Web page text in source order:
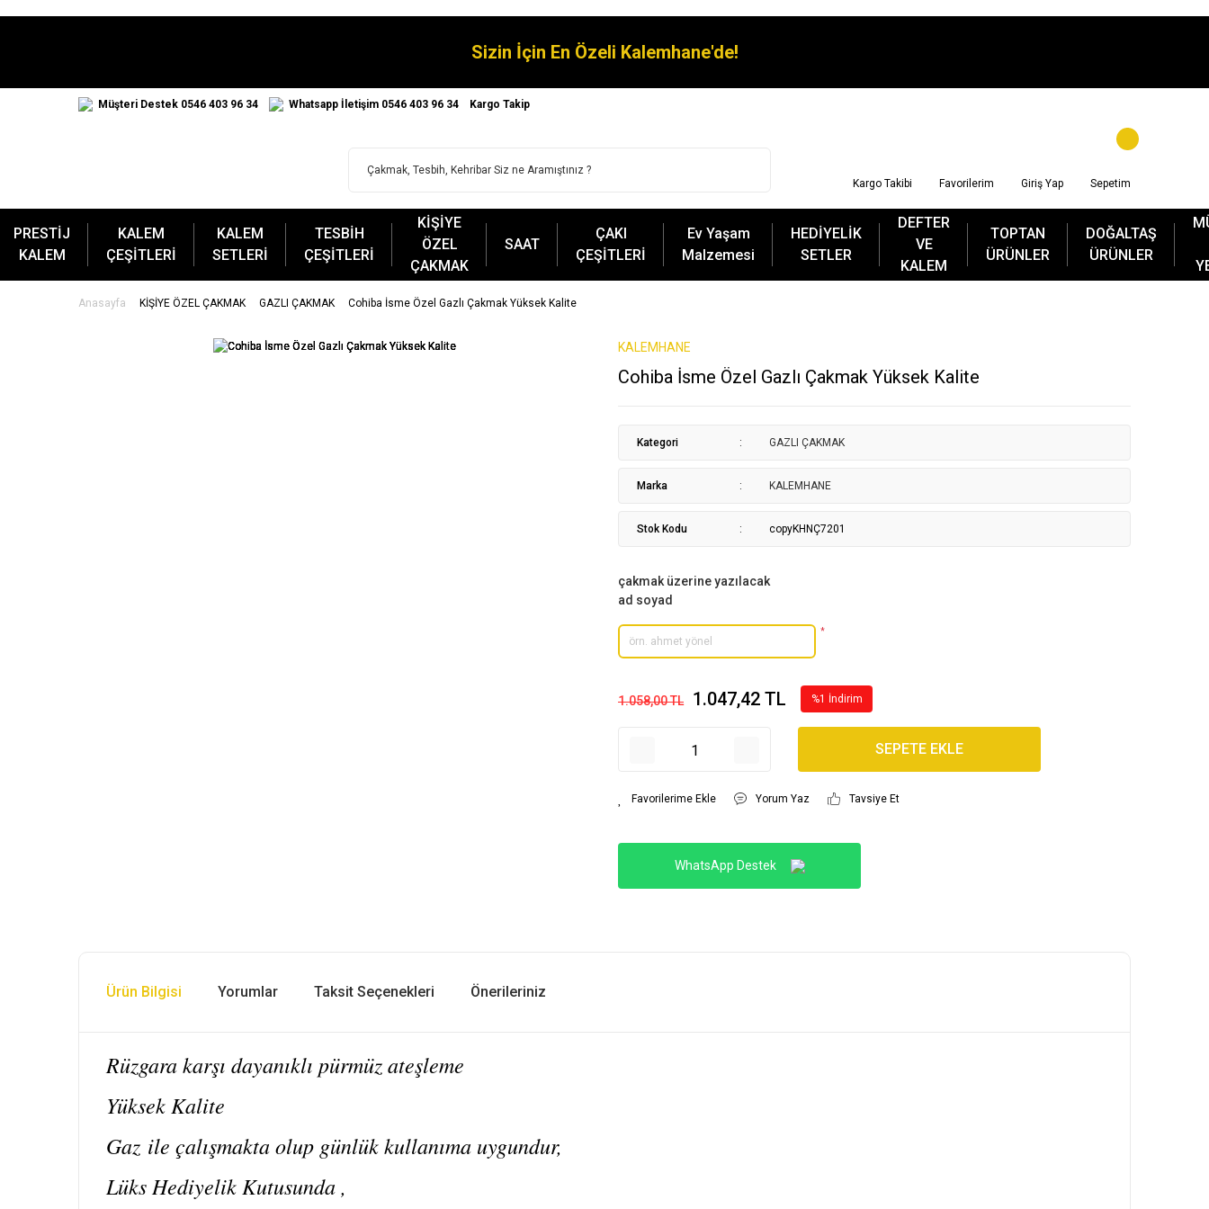
Sizin İçin En Özeli Kalemhane'de!
Müşteri Destek 0546 403 96 34 Whatsapp İletişim 0546 403 96 34 Kargo Takip
Kargo Takibi Favorilerim Giriş Yap Sepetim
PRESTİJ
KALEM
KALEM
ÇEŞİTLERİ
KALEM
SETLERİ
TESBİH
ÇEŞİTLERİ
KİŞİYE
ÖZEL
ÇAKMAK
SAAT
ÇAKI
ÇEŞİTLERİ
Ev Yaşam
Malzemesi
HEDİYELİK
SETLER
DEFTER
VE
KALEM
TOPTAN
ÜRÜNLER
DOĞALTAŞ
ÜRÜNLER
Anasayfa KİŞİYE ÖZEL ÇAKMAK GAZLI ÇAKMAK Cohiba İsme Özel Gazlı Çakmak Yüksek Kalite
KALEMHANE
Cohiba İsme Özel Gazlı Çakmak Yüksek Kalite
Kategori GAZLI ÇAKMAK
Marka KALEMHANE
Stok Kodu copyKHNÇ7201
çakmak üzerine yazılacak
ad soyad
*
1.058,00 TL 1.047,42 TL %1 İndirim
SEPETE EKLE
Yorum Yaz Tavsiye Et
WhatsApp Destek
Ürün Bilgisi Yorumlar Taksit Seçenekleri Önerileriniz
Rüzgara karşı dayanıklı pürmüz ateşleme
Yüksek Kalite
Gaz ile çalışmakta olup günlük kullanıma uygundur,
Lüks Hediyelik Kutusunda ,